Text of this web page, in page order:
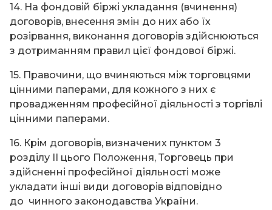
14. На фондовій біржі укладання (вчинення)
договорів, внесення змін до них або їх
розірвання, виконання договорів здійснюються
з дотриманням правил цієї фондової біржі.
15. Правочини, що вчиняються між торговцями
цінними паперами, для кожного з них є
провадженням професійної діяльності з торгівлі
цінними паперами.
16. Крім договорів, визначених пунктом 3
розділу ІІ цього Положення, Торговець при
здійсненні професійної діяльності може
укладати інші види договорів відповідно
до чинного законодавства України.